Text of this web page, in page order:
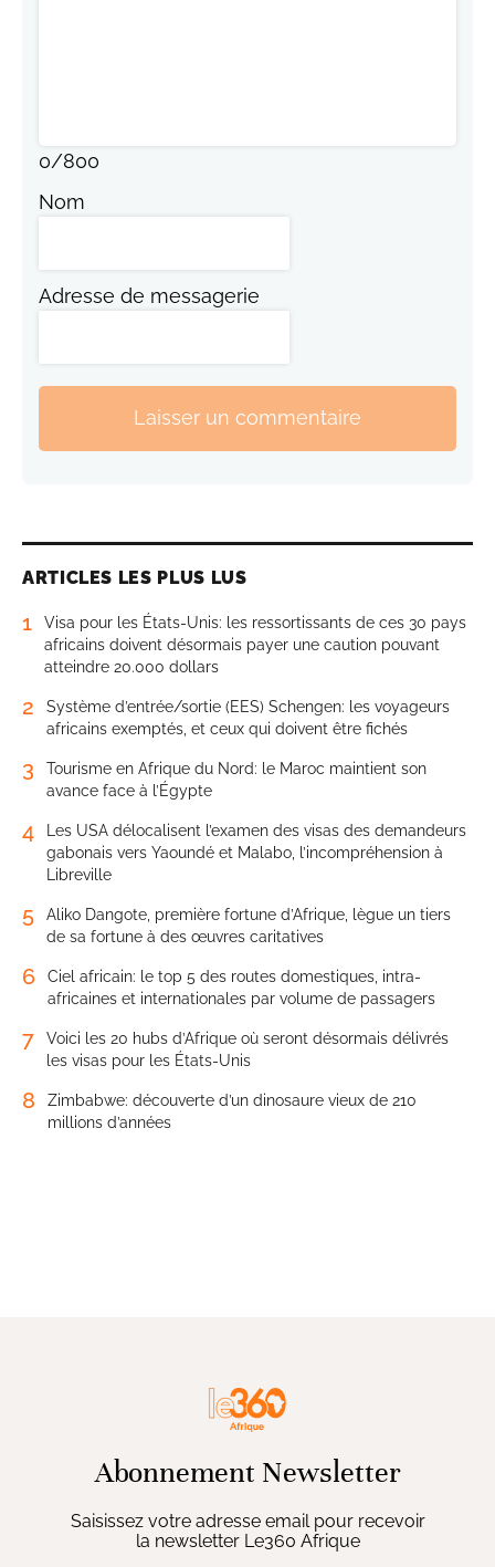
0/800
Nom
Adresse de messagerie
Laisser un commentaire
ARTICLES LES PLUS LUS
1
Visa pour les États-Unis: les ressortissants de ces 30 pays
africains doivent désormais payer une caution pouvant
atteindre 20.000 dollars
2
Système d’entrée/sortie (EES) Schengen: les voyageurs
africains exemptés, et ceux qui doivent être fichés
3
Tourisme en Afrique du Nord: le Maroc maintient son
avance face à l’Égypte
4
Les USA délocalisent l’examen des visas des demandeurs
gabonais vers Yaoundé et Malabo, l’incompréhension à
Libreville
5
Aliko Dangote, première fortune d’Afrique, lègue un tiers
de sa fortune à des œuvres caritatives
6
Ciel africain: le top 5 des routes domestiques, intra-
africaines et internationales par volume de passagers
7
Voici les 20 hubs d’Afrique où seront désormais délivrés
les visas pour les États-Unis
8
Zimbabwe: découverte d’un dinosaure vieux de 210
millions d’années
Abonnement Newsletter
Saisissez votre adresse email pour recevoir
la newsletter Le360 Afrique